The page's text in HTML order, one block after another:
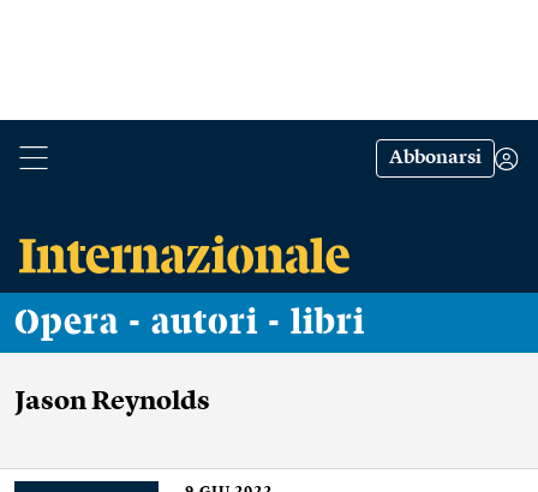
Abbonarsi
Opera - autori - libri
Jason Reynolds